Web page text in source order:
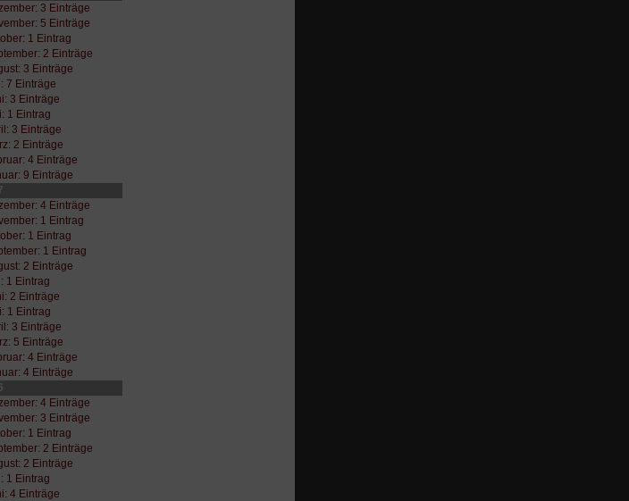
3 Einträge
5 Einträge
1 Eintrag
2 Einträge
3 Einträge
7 Einträge
3 Einträge
1 Eintrag
3 Einträge
2 Einträge
4 Einträge
9 Einträge
4 Einträge
1 Eintrag
1 Eintrag
1 Eintrag
2 Einträge
1 Eintrag
2 Einträge
1 Eintrag
3 Einträge
5 Einträge
4 Einträge
4 Einträge
4 Einträge
3 Einträge
1 Eintrag
2 Einträge
2 Einträge
1 Eintrag
4 Einträge